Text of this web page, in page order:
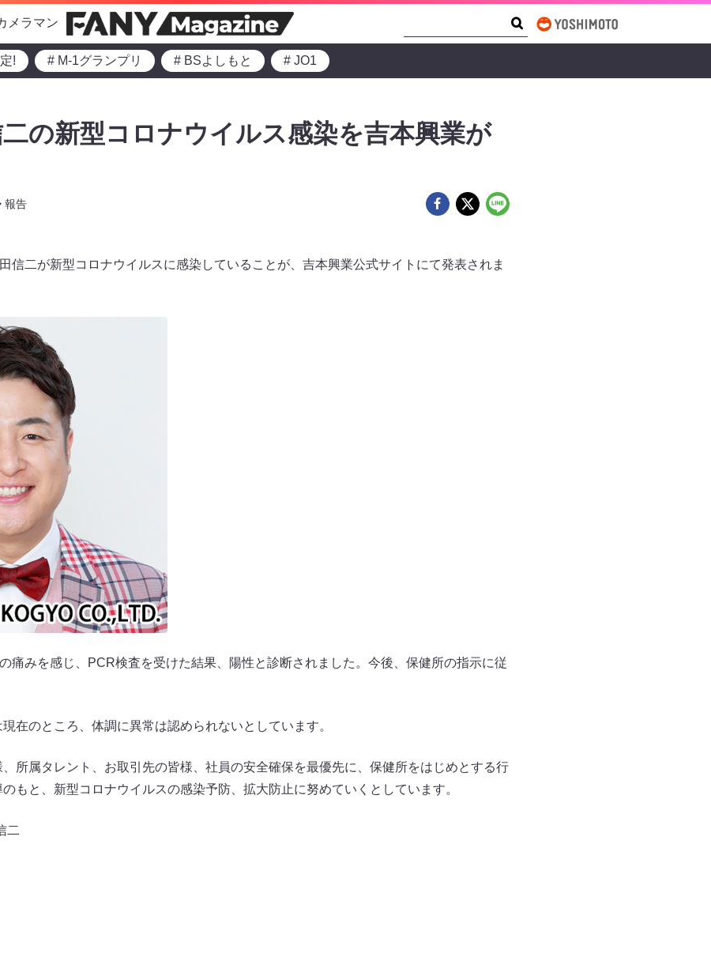
メラマン
! # M-1グランプリ # BSよしもと # JO1
の新型コロナウイルス感染を吉本興業が
報告
信二が新型コロナウイルスに感染していることが、吉本興業公式サイトにて発表されま
痛みを感じ、PCR検査を受けた結果、陽性と診断されました。今後、保健所の指示に従
在のところ、体調に異常は認められないとしています。
所属タレント、お取引先の皆様、社員の安全確保を最優先に、保健所をはじめとする行
もと、新型コロナウイルスの感染予防、拡大防止に努めていくとしています。
二